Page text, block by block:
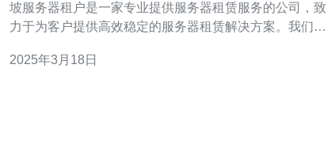
坡服务器租户是一家专业提供服务器租赁服务的公司，致
力于为客户提供高效稳定的服务器租赁解决方案。我们拥
服务器租赁服务。 我们的服务器租赁服务采用先进的硬件
2025年3月18日